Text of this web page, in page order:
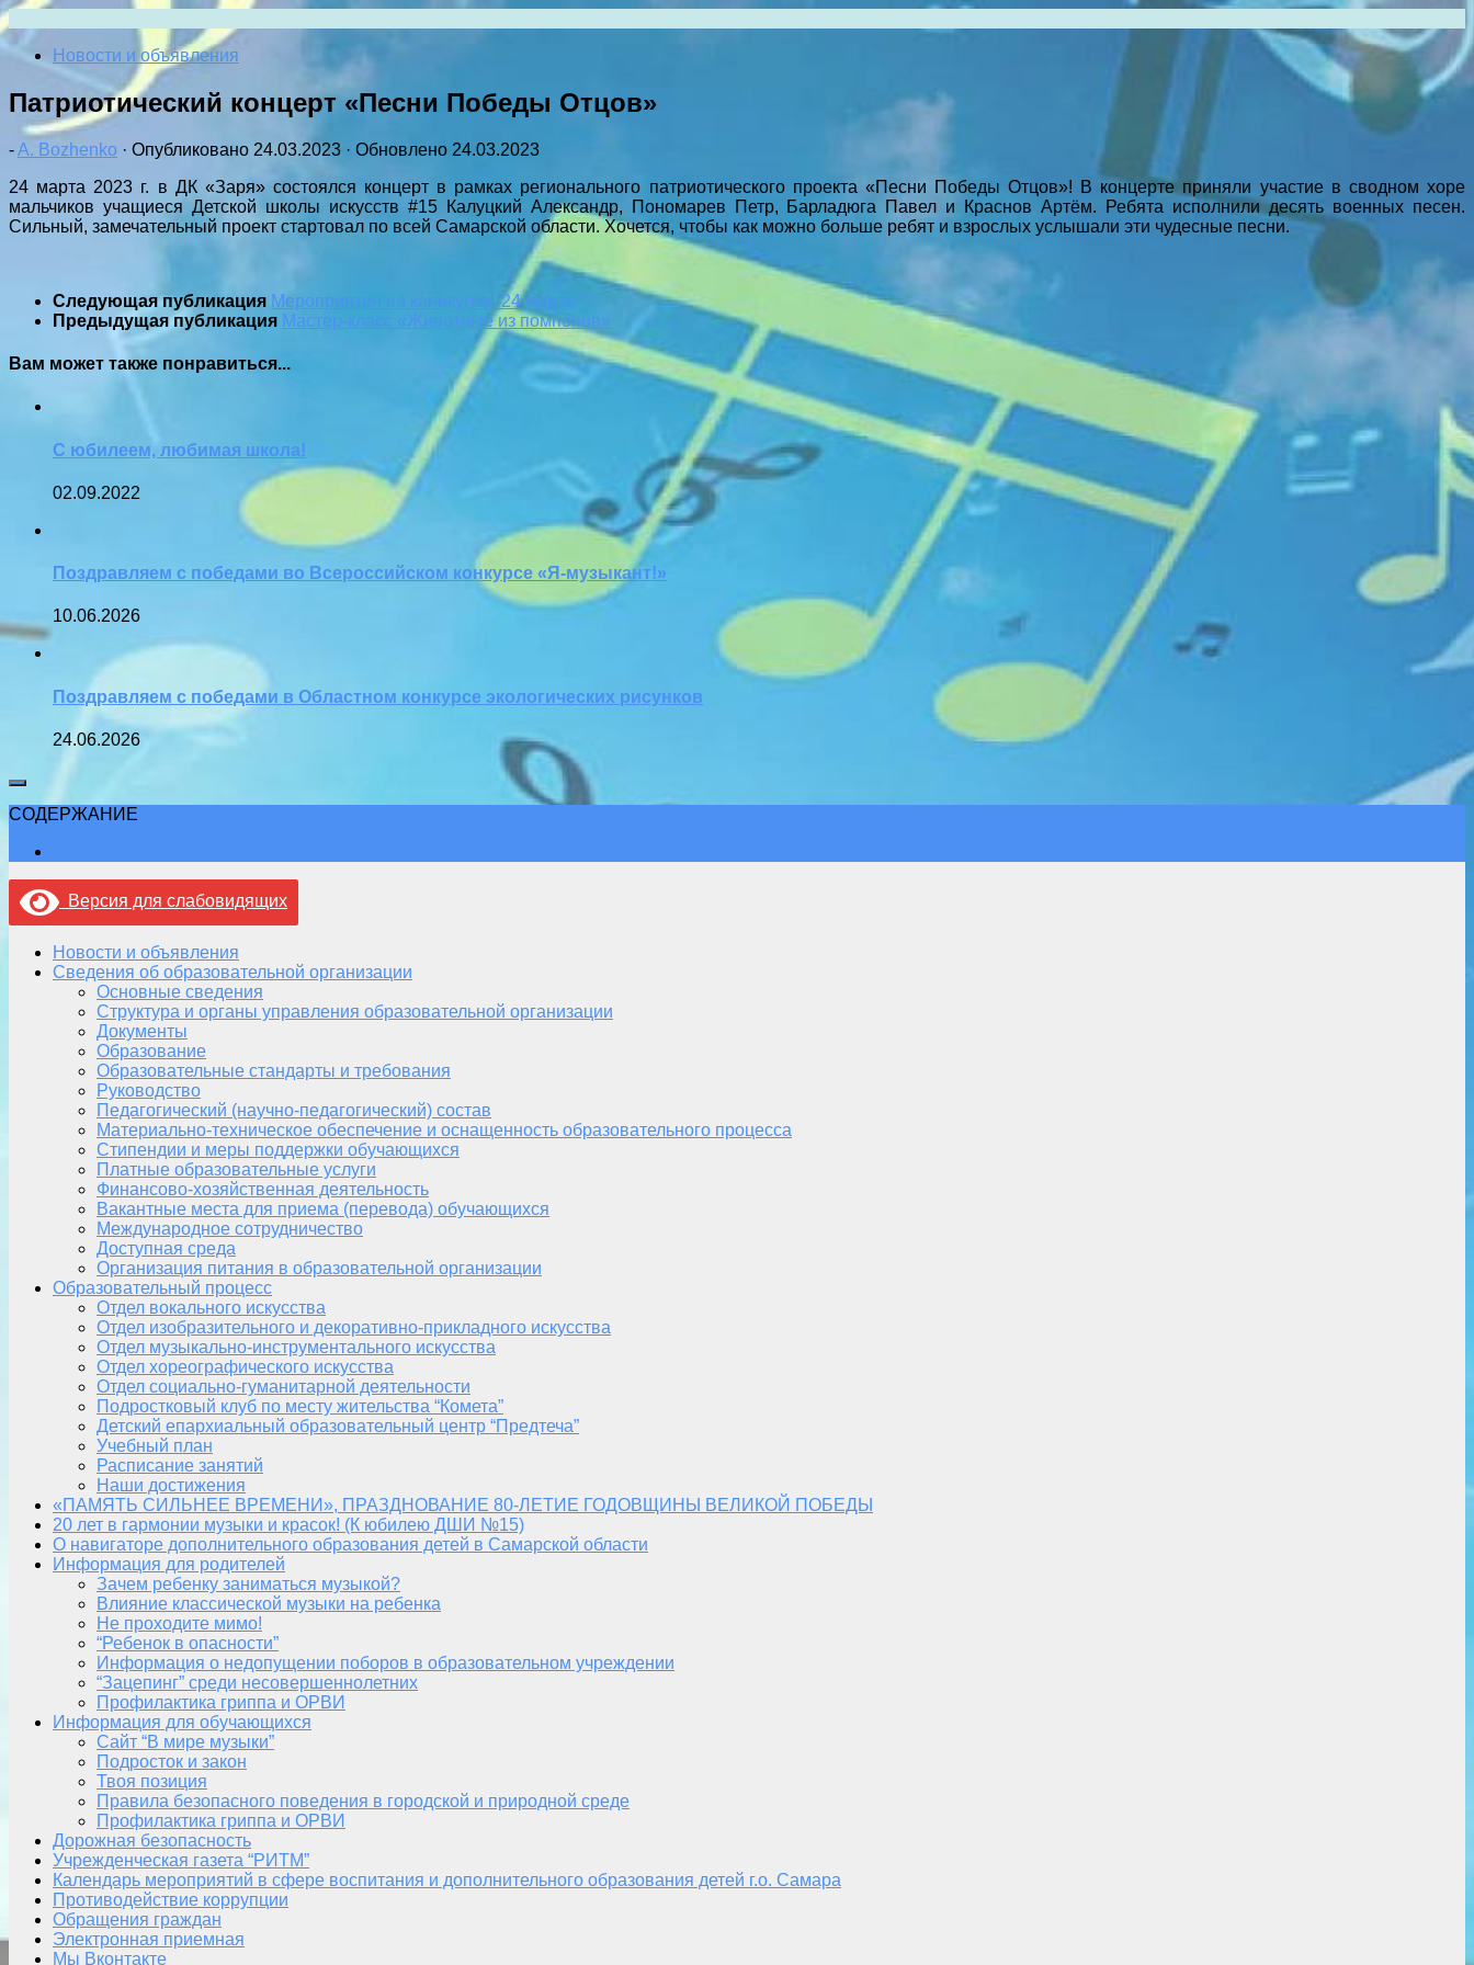
Перейти
к
содержимому
Новости и объявления
Патриотический концерт «Песни Победы Отцов»
-A. Bozhenko · Опубликовано 24.03.2023 · Обновлено 24.03.2023
24 марта 2023 г. в ДК «Заря» состоялся концерт в рамках регионального патриотического проекта «Песни Победы Отцов»! В концерте приняли участие в сводном хоре
мальчиков учащиеся Детской школы искусств #15 Калуцкий Александр, Пономарев Петр, Барладюга Павел и Краснов Артём. Ребята исполнили десять военных песен.
Сильный, замечательный проект стартовал по всей Самарской области. Хочется, чтобы как можно больше ребят и взрослых услышали эти чудесные песни.
Следующая публикация Мероприятия на каникулах. 24 марта
Предыдущая публикация Мастер-класс «Животные из помпонов»
Вам может также понравиться...
С юбилеем, любимая школа!
02.09.2022
Поздравляем с победами во Всероссийском конкурсе «Я-музыкант!»
10.06.2026
Поздравляем с победами в Областном конкурсе экологических рисунков
24.06.2026
СОДЕРЖАНИЕ
Версия для слабовидящих
Новости и объявления
Сведения об образовательной организации
Основные сведения
Структура и органы управления образовательной организации
Документы
Образование
Образовательные стандарты и требования
Руководство
Педагогический (научно-педагогический) состав
Материально-техническое обеспечение и оснащенность образовательного процесса
Стипендии и меры поддержки обучающихся
Платные образовательные услуги
Финансово-хозяйственная деятельность
Вакантные места для приема (перевода) обучающихся
Международное сотрудничество
Доступная среда
Организация питания в образовательной организации
Образовательный процесс
Отдел вокального искусства
Отдел изобразительного и декоративно-прикладного искусства
Отдел музыкально-инструментального искусства
Отдел хореографического искусства
Отдел социально-гуманитарной деятельности
Подростковый клуб по месту жительства “Комета”
Детский епархиальный образовательный центр “Предтеча”
Учебный план
Расписание занятий
Наши достижения
«ПАМЯТЬ СИЛЬНЕЕ ВРЕМЕНИ», ПРАЗДНОВАНИЕ 80-ЛЕТИЕ ГОДОВЩИНЫ ВЕЛИКОЙ ПОБЕДЫ
20 лет в гармонии музыки и красок! (К юбилею ДШИ №15)
О навигаторе дополнительного образования детей в Самарской области
Информация для родителей
Зачем ребенку заниматься музыкой?
Влияние классической музыки на ребенка
Не проходите мимо!
“Ребенок в опасности”
Информация о недопущении поборов в образовательном учреждении
“Зацепинг” среди несовершеннолетних
Профилактика гриппа и ОРВИ
Информация для обучающихся
Сайт “В мире музыки”
Подросток и закон
Твоя позиция
Правила безопасного поведения в городской и природной среде
Профилактика гриппа и ОРВИ
Дорожная безопасность
Учрежденческая газета “РИТМ”
Календарь мероприятий в сфере воспитания и дополнительного образования детей г.о. Самара
Противодействие коррупции
Обращения граждан
Электронная приемная
Мы Вконтакте